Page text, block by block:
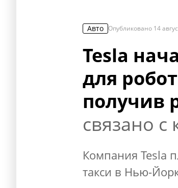
Авто Опубликовано 14
Tesla
для
получив
связано с
Компания Tesla
такси в Нью-